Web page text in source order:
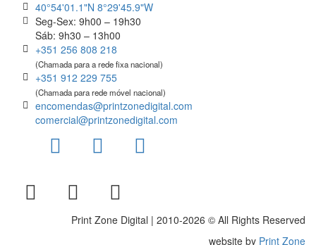
40°54'01.1"N 8°29'45.9"W
Seg-Sex: 9h00 – 19h30
Sáb: 9h30 – 13h00
+351 256 808 218
(Chamada para a rede fixa nacional)
+351 912 229 755
(Chamada para rede móvel nacional)
encomendas@printzonedigital.com
comercial@printzonedigital.com
Print Zone Digital | 2010-2026 © All Rights Reserved
website by Print Zone